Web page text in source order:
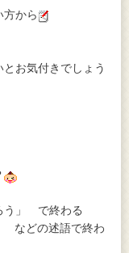
方から
お気付きでしょう
」 で終わる
などの述語で終わ